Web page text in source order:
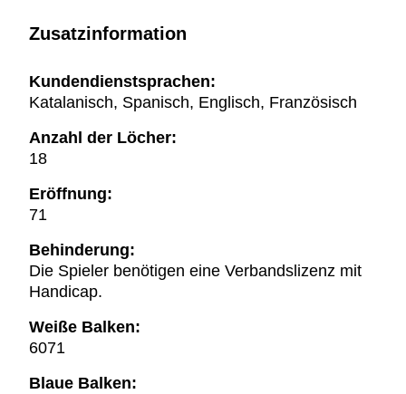
Zusatzinformation
Kundendienstsprachen:
Katalanisch, Spanisch, Englisch, Französisch
Anzahl der Löcher:
18
Eröffnung:
71
Behinderung:
Die Spieler benötigen eine Verbandslizenz mit
Handicap.
Weiße Balken:
6071
Blaue Balken: